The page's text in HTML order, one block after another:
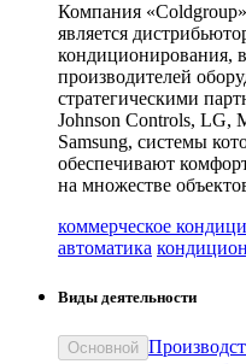
Компания
является
кондиционирования,
производителей
стратегическими
Johnson Controls, LG,
Samsung, системы
обеспечивают
на множестве
коммерческое
автоматика
Виды деятельности
Основной